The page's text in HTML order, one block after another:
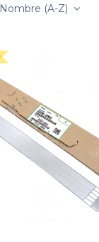
Nombre (A-Z)